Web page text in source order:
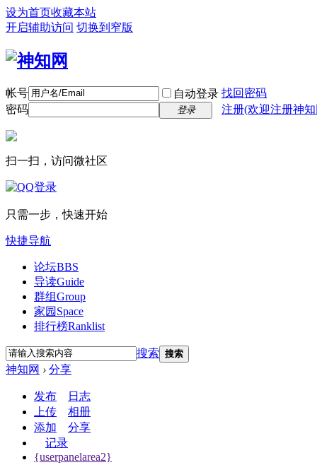
设为首页收藏本站
开启辅助访问 切换到窄版
帐号 自动登录 找回密码
密码
登录 注册(欢迎注册神
扫一扫，访问微社区
只需一步，快速开始
快捷导航
论坛BBS
导读Guide
群组Group
家园 Space
排行榜Ranklist
搜索 搜索
神知网 › 分享
发布
日志
上传
相册
添加
分享
记录
{userpanelarea2}